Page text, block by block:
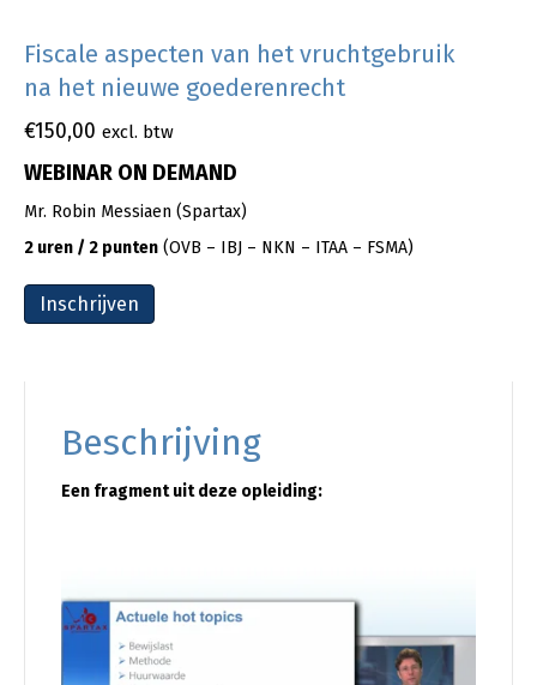
Fiscale aspecten van het vruchtgebruik
na het nieuwe goederenrecht
€150,00 excl. btw
WEBINAR ON DEMAND
Mr. Robin Messiaen (Spartax)
2 uren / 2 punten (OVB – IBJ – NKN – ITAA – FSMA)
Inschrijven
Beschrijving
Een fragment uit deze opleiding: